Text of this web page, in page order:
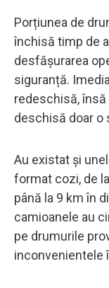
Porțiunea de
închisă timp de
desfășurarea
siguranță.
redeschisă,
deschisă doar o
Au existat și
format cozi, de
până la 9 km în
camioanele au
pe drumurile
inconvenientele